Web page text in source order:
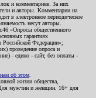
и комментариев. За них
и авторы. Комментарии на
в электронное периодическое
несут авторы.
«Опросы общественного
гарантиях
Российской Федерации»;
проведение опроса и
- едино - сайт, без оплаты -
об этом
жизни общества,
Для мужчин и женщин. 16+ для